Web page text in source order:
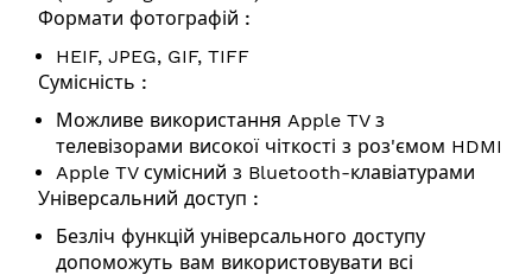
Формати фотографій :
HEIF, JPEG, GIF, TIFF
Сумісність :
Можливе використання Apple TV з
телевізорами високої чіткості з роз'ємом HDMI
Apple TV сумісний з Bluetooth-клавіатурами
Універсальний доступ :
Безліч функцій універсального доступу
допоможуть вам використовувати всі